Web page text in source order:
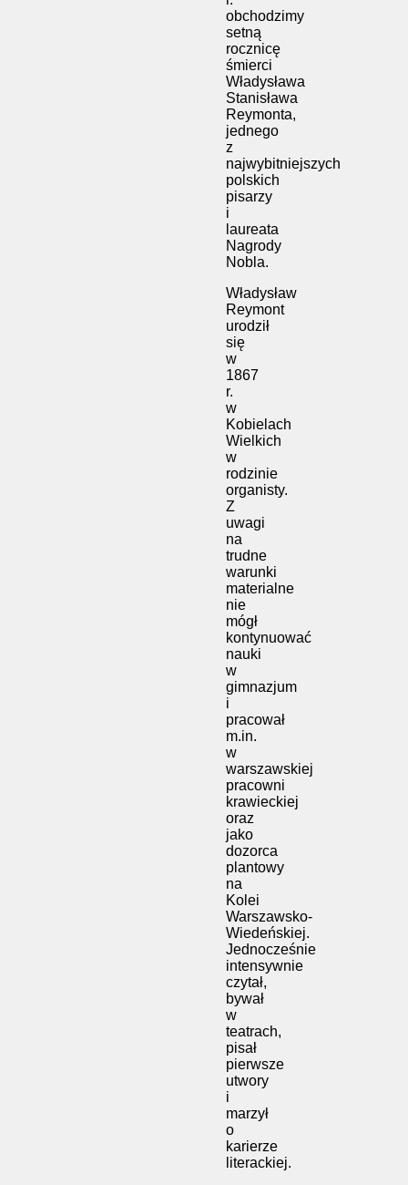
obchodzimy
setną
rocznicę
śmierci
Władysława
Stanisława
Reymonta,
jednego
z
najwybitniejszych
polskich
pisarzy
i
laureata
Nagrody
Nobla.
Władysław
Reymont
urodził
się
w
1867
r.
w
Kobielach
Wielkich
w
rodzinie
organisty.
Z
uwagi
na
trudne
warunki
materialne
nie
mógł
kontynuować
nauki
w
gimnazjum
i
pracował
m.in.
w
warszawskiej
pracowni
krawieckiej
oraz
jako
dozorca
plantowy
na
Kolei
Warszawsko-
Wiedeńskiej.
Jednocześnie
intensywnie
czytał,
bywał
w
teatrach,
pisał
pierwsze
utwory
i
marzył
o
karierze
literackiej.